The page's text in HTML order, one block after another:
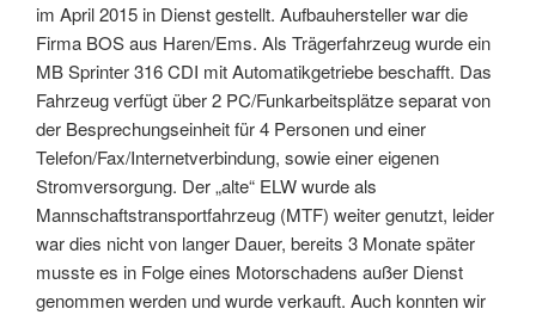
im April 2015 in Dienst gestellt. Aufbauhersteller war die
Firma BOS aus Haren/Ems. Als Trägerfahrzeug wurde ein
MB Sprinter 316 CDI mit Automatikgetriebe beschafft. Das
Fahrzeug verfügt über 2 PC/Funkarbeitsplätze separat von
der Besprechungseinheit für 4 Personen und einer
Telefon/Fax/Internetverbindung, sowie einer eigenen
Stromversorgung. Der „alte“ ELW wurde als
Mannschaftstransportfahrzeug (MTF) weiter genutzt, leider
war dies nicht von langer Dauer, bereits 3 Monate später
musste es in Folge eines Motorschadens außer Dienst
genommen werden und wurde verkauft. Auch konnten wir